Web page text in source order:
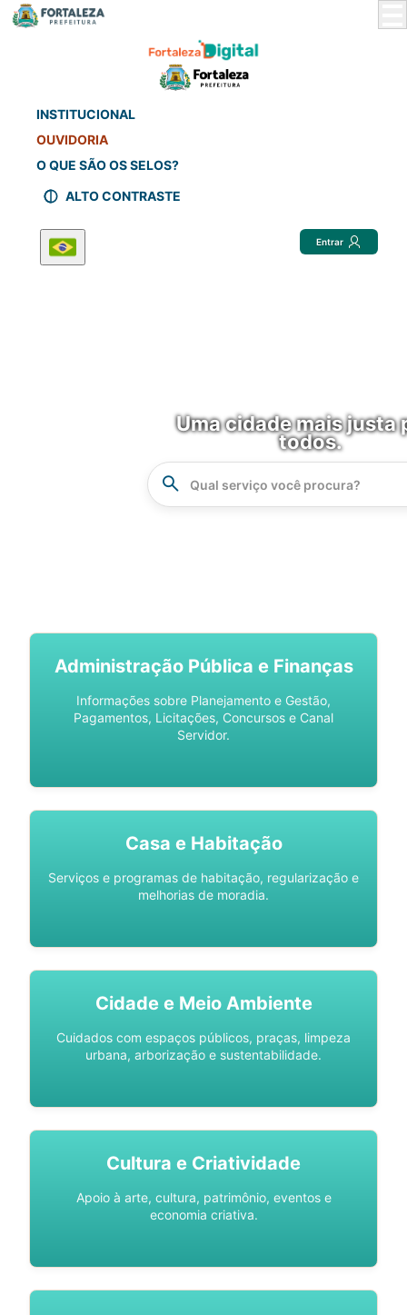
INSTITUCIONAL
OUVIDORIA
O QUE SÃO OS SELOS?
ALTO CONTRASTE
Entrar
Uma cidade mais justa
todos.
Administração Pública e Finanças
Informações sobre Planejamento e Gestão,
Pagamentos, Licitações, Concursos e Canal
Servidor.
Casa e Habitação
Serviços e programas de habitação, regularização e
melhorias de moradia.
Cidade e Meio Ambiente
Cuidados com espaços públicos, praças, limpeza
urbana, arborização e sustentabilidade.
Cultura e Criatividade
Apoio à arte, cultura, patrimônio, eventos e
economia criativa.